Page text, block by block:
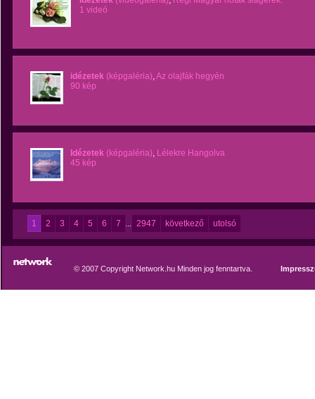
1 videó
idézetek (képgaléria),Az olajfák hegyén
90 kép
Idézetek (képgaléria), Lélekre Hangolva
45 kép
1 2 3 4 5 6 7 ... 2947 következő utolsó
© 2007 Copyright Network.hu Minden jog fenntartva.